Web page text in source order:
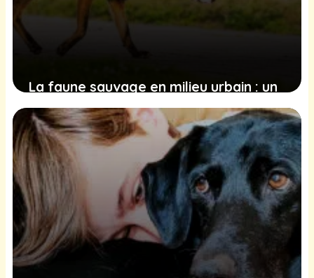
La faune sauvage en milieu urbain : un
phénomène en expansion avec des
défis et des opportunités pour les
villes
16 février 2025